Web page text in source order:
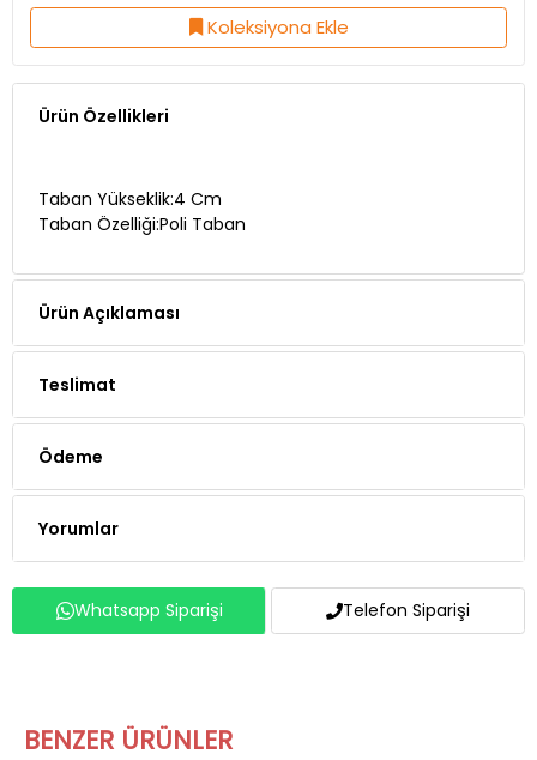
Koleksiyona Ekle
Ürün Özellikleri
Taban Yükseklik:4 Cm
Taban Özelliği:Poli Taban
Ürün Açıklaması
Teslimat
Ödeme
Yorumlar
Whatsapp Siparişi Telefon Siparişi
BENZER ÜRÜNLER